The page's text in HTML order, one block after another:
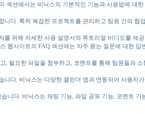
섹션에서는 비닉스의 기본적인 기능과 사용법에 대한
다. 특히 복잡한 프로젝트를 관리하고 팀원 간의 협
위해 자세한 사용 설명서와 튜토리얼 비디오를 제
웹사이트의 FAQ 섹션에는 자주 묻는 질문에 대한 답
필요한 파일을 첨부하고, 코멘트를 통해 팀원들과 소
다. 비닉스는 다양한 캘린더 앱과 연동되어 사용자
니다. 비닉스는 채팅 기능, 파일 공유 기능, 코멘트 기